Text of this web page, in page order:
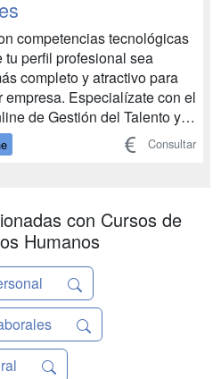
competencias tecnológicas
tu perfil profesional sea
completo y atractivo para
empresa. Especialízate con el
de Gestión del Talento y
Digitales y dótate de las
que te permitirán optimizar
Consultar
con Cursos de
Humanos